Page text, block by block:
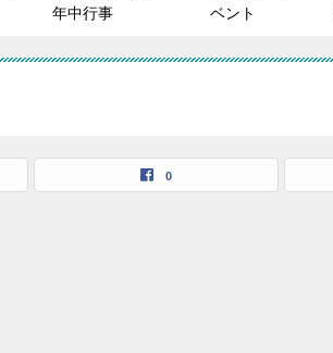
年中行事
ベント
0